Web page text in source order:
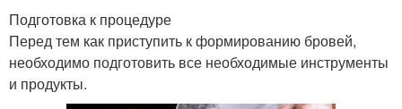
Подготовка к процедуре
Перед тем как приступить к формированию бровей,
необходимо подготовить все необходимые инструменты
и продукты.